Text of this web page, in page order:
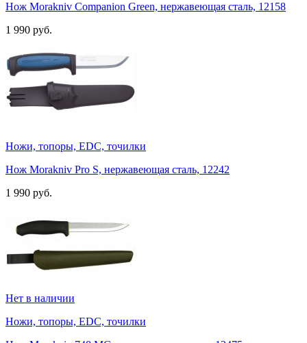
Нож Morakniv Companion Green, нержавеющая сталь, 12158
1 990 руб.
Ножи, топоры, EDC, точилки
Нож Morakniv Pro S, нержавеющая сталь, 12242
1 990 руб.
Нет в наличии
Ножи, топоры, EDC, точилки